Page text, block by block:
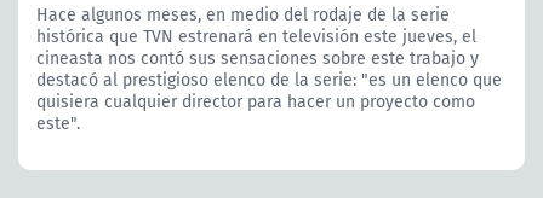
Hace algunos meses, en medio del rodaje de la serie
histórica que TVN estrenará en televisión este jueves, el
cineasta nos contó sus sensaciones sobre este trabajo y
destacó al prestigioso elenco de la serie: "es un elenco que
quisiera cualquier director para hacer un proyecto como
este".